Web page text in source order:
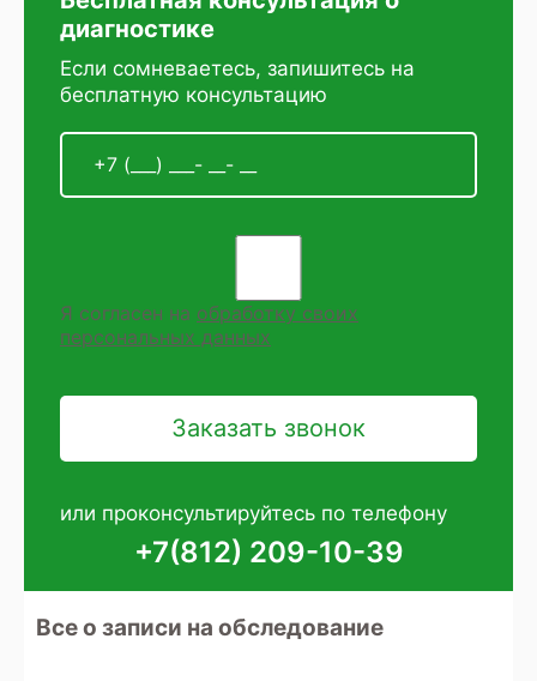
диагностике
Если сомневаетесь, запишитесь на
бесплатную консультацию
Я согласен на обработку своих
персональных данных
или проконсультируйтесь по телефону
+7(812) 209-10-39
Все о записи на обследование